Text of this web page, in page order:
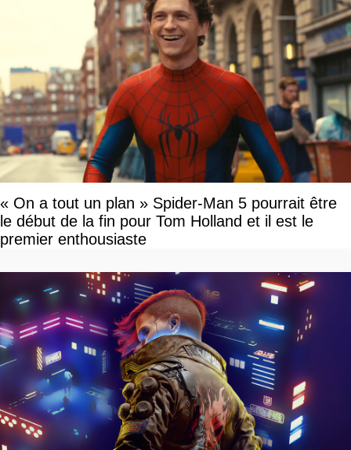
« On a tout un plan » Spider-Man 5 pourrait être
le début de la fin pour Tom Holland et il est le
premier enthousiaste